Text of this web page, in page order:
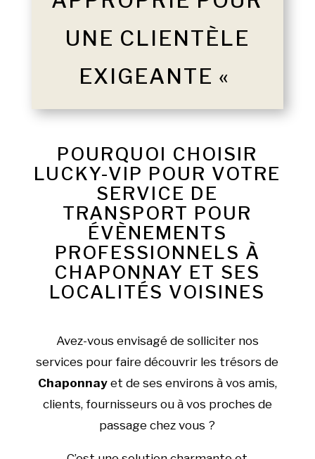
UNE CLIENTÈLE
EXIGEANTE «
POURQUOI CHOISIR
LUCKY-VIP POUR VOTRE
SERVICE DE
TRANSPORT POUR
ÉVÈNEMENTS
PROFESSIONNELS À
CHAPONNAY ET SES
LOCALITÉS VOISINES
Avez-vous envisagé de solliciter nos
services pour faire découvrir les trésors de
Chaponnayet de ses environs à vos amis,
clients, fournisseurs ou à vos proches de
passage chez vous ?